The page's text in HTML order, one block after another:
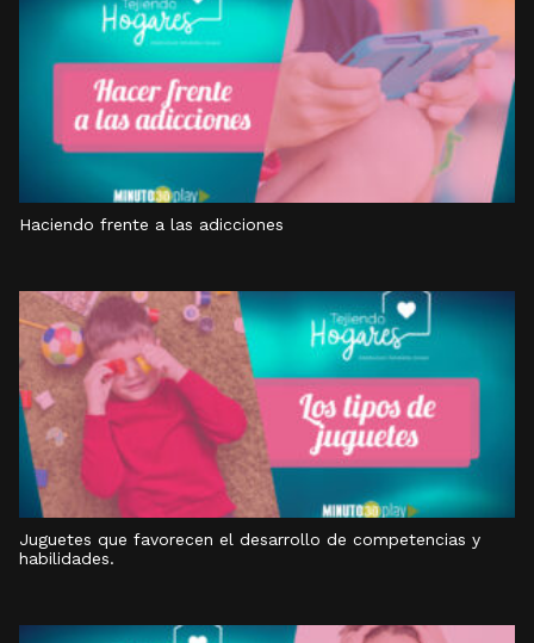
Haciendo frente a las adicciones
Juguetes que favorecen el desarrollo de competencias y
habilidades.